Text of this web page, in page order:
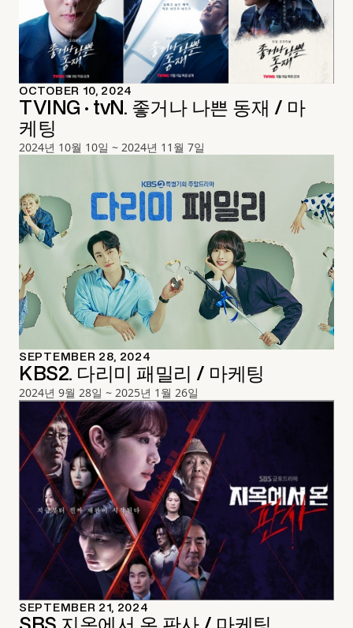
OCTOBER 10, 2024
TVING · tvN. 좋거나 나쁜 동재 / 마
케팅
2024년 10월 10일 ~ 2024년 11월 7일
SEPTEMBER 28, 2024
KBS2. 다리미 패밀리 / 마케팅
2024년 9월 28일 ~ 2025년 1월 26일
SEPTEMBER 21, 2024